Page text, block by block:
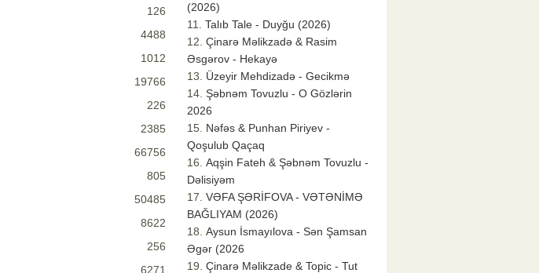
126
4488
1012
19766
226
2385
66756
805
50485
8622
256
6271
(2026)
Talıb Tale - Duyğu (2026)
Çinarə Məlikzadə & Rasim
Əsgərov - Hekayə
Üzeyir Mehdizadə - Gecikmə
Şəbnəm Tovuzlu - O Gözlərin
2026
Nəfəs & Punhan Piriyev -
Qoşulub Qaçaq
Aqşin Fateh & Şəbnəm Tovuzlu -
Dəlisiyəm
VƏFA ŞƏRİFOVA - VƏTƏNİMƏ
BAĞLIYAM (2026)
Aysun İsmayılova - Sən Şamsan
Əgər (2026
Çinarə Məlikzade & Topic - Tut